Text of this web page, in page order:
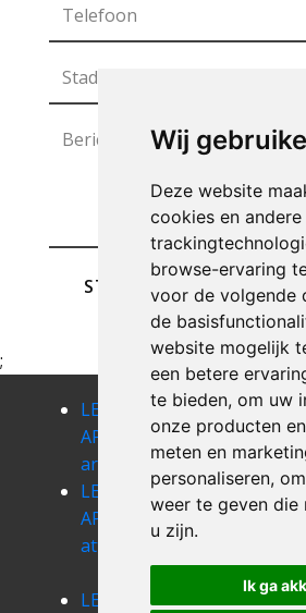
Wij
Deze website
cookies en andere
browse-ervaring
voor de volgende
de
website mogelijk
een betere
te bieden, om uw
onze producten
meten en
personaliseren,
weer te geven die
u zijn.
Ik ga
STUREN
;
LEEGMAKEN
APPARTEMENT
arville
LEEGMAKEN
assenois
LEEGMAKEN
APPARTEMENT
attert
LEEGMAKEN
LEEGMAKEN LEEGMAKEN